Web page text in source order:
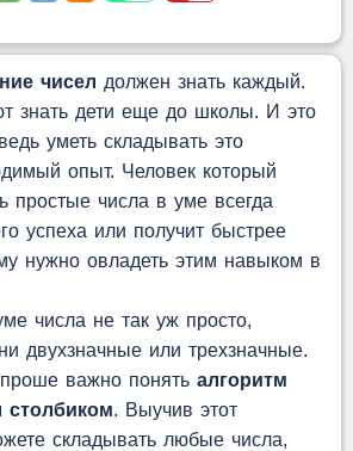
чисел должен знать каждый.
знать дети еще до школы. И это
уметь складывать это
опыт. Человек который
простые числа в уме всегда
успеха или получит быстрее
нужно овладеть этим навыком в
числа не так уж просто,
двухзначные или трехзначные.
важно понять алгоритм
столбиком. Выучив этот
складывать любые числа,